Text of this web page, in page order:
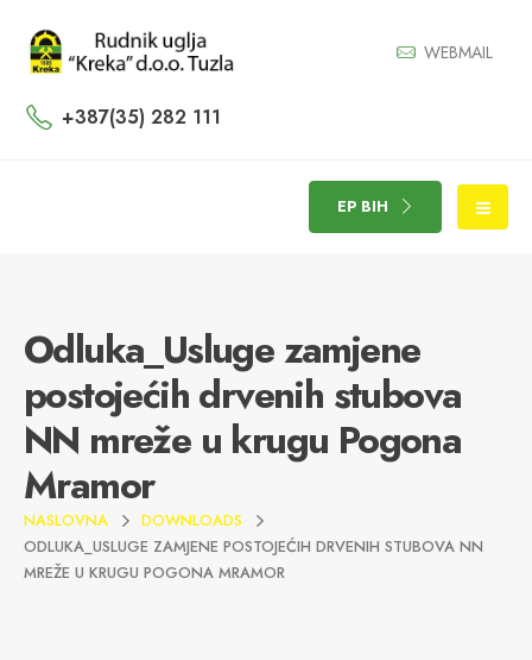
WEBMAIL
+387(35) 282 111
EP BIH
Odluka_Usluge zamjene
postojećih drvenih stubova
NN mreže u krugu Pogona
Mramor
NASLOVNA
DOWNLOADS
ODLUKA_USLUGE ZAMJENE POSTOJEĆIH DRVENIH STUBOVA NN
MREŽE U KRUGU POGONA MRAMOR